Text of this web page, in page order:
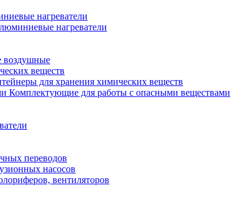
нагреватели
нагреватели
воздушные
веществ
для хранения химических веществ
Комплектующие для работы с опасными веществами
переводов
насосов
вентиляторов